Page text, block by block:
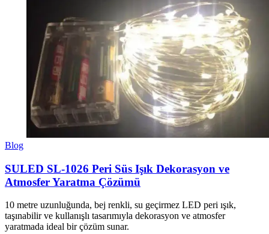
Blog
SULED SL-1026 Peri Süs Işık Dekorasyon ve
Atmosfer Yaratma Çözümü
10 metre uzunluğunda, bej renkli, su geçirmez LED peri ışık,
taşınabilir ve kullanışlı tasarımıyla dekorasyon ve atmosfer
yaratmada ideal bir çözüm sunar.